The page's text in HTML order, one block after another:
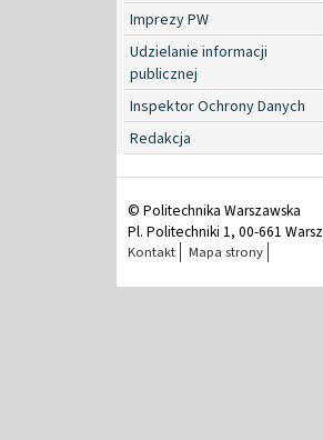
Imprezy PW
Udzielanie informacji
publicznej
Inspektor Ochrony Danych
Redakcja
© Politechnika Warszawska
Pl. Politechniki 1, 00-661
Kontakt Mapa strony